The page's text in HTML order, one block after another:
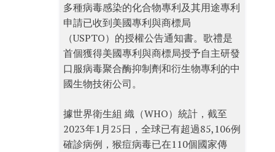
多種病毒感染的化合物專利及其用途專利
申請已收到美國專利與商標局
（USPTO）的授權公告通知書。歌禮是
首個獲得美國專利與商標局授予自主研發
口服病毒聚合酶抑制劑和衍生物專利的中
國生物技術公司。
據世界衛生組 織（WHO）統計，截至
2023年1月25日，全球已有超過85,106例
確診病例，猴痘病毒已在110個國家傳